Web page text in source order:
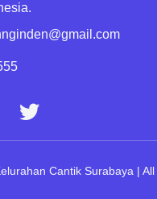
Cantik Surabaya |